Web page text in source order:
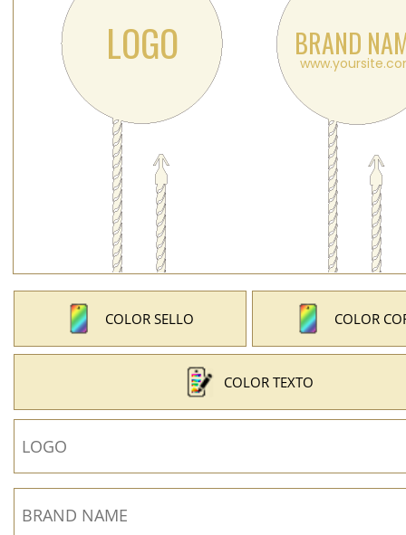
COLOR SELLO COLOR
COLOR TEXTO